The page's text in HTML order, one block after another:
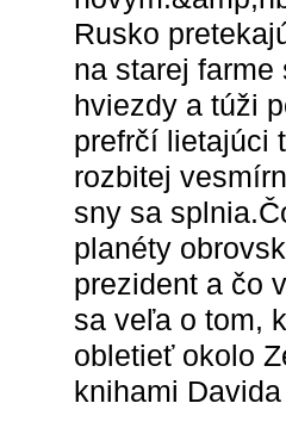
Rusko
na starej
hviezdy a túži
prefrčí lietajúci
rozbitej
sny sa
planéty
prezident a čo
sa veľa o tom,
obletieť okolo
knihami